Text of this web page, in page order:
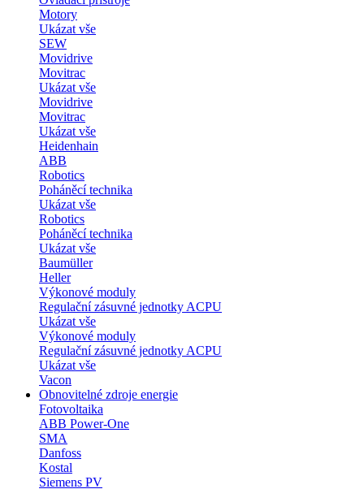
Motory
Ukázat vše
SEW
Movidrive
Movitrac
Ukázat vše
Movidrive
Movitrac
Ukázat vše
Heidenhain
ABB
Robotics
Poháněcí technika
Ukázat vše
Robotics
Poháněcí technika
Ukázat vše
Baumüller
Heller
Výkonové moduly
Regulační zásuvné jednotky ACPU
Ukázat vše
Výkonové moduly
Regulační zásuvné jednotky ACPU
Ukázat vše
Vacon
Obnovitelné zdroje energie
Fotovoltaika
ABB Power-One
SMA
Danfoss
Kostal
Siemens PV